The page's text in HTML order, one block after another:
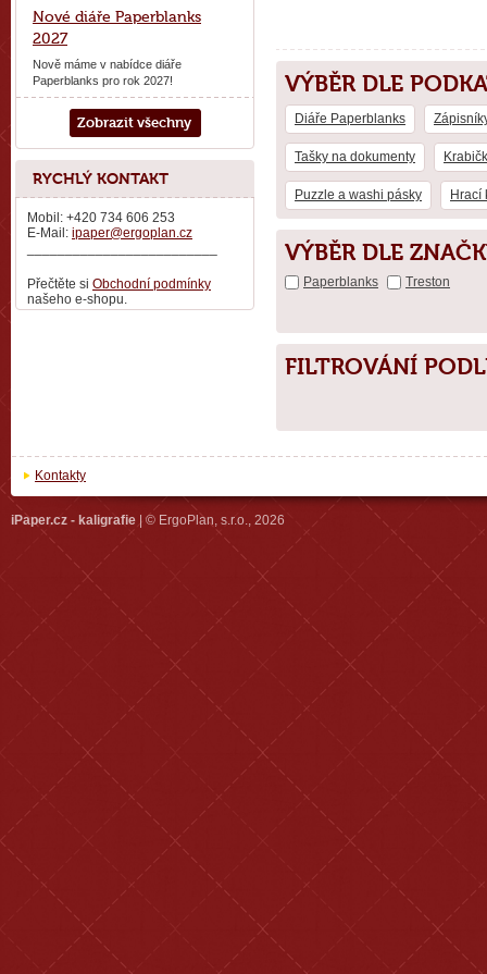
VÝBĚR DLE
Diáře Paperblanks
Tašky na dokumenty
Puzzle a washi pásky Hrací
VÝBĚR DLE
Paperblanks Treston
FILTROVÁNÍ
Nové diáře Paperblanks
2027
Nově máme v nabídce diáře
Paperblanks pro rok 2027!
Zobrazit všechny
RYCHLÝ KONTAKT
Mobil: +420 734 606 253
E-Mail: ipaper@ergoplan.cz
Přečtěte si Obchodní podmínky
našeho e-shopu.
Kontakty
iPaper.cz - kaligrafie | © ErgoPlan, s.r.o., 2026